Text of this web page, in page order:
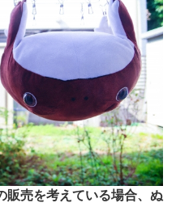
販売を考えている場合、ぬ